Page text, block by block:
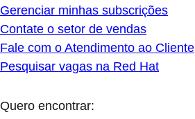
Gerenciar minhas subscrições
Contate o setor de vendas
Fale com o Atendimento ao Cliente
Pesquisar vagas na Red Hat
Quero encontrar: